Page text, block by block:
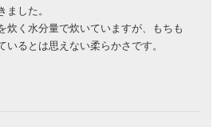
した。
炊く水分量で炊いていますが、もちも
いるとは思えない柔らかさです。